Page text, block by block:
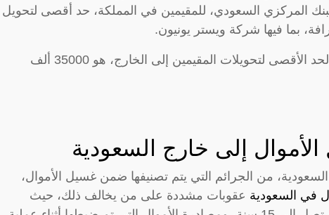
المركزي السعودي، للمقيمين في المملكة، حد أقصى لتحويل
بما فيها شركة ويستر يونيون.
وأوضح البنك المركزي السعودي أن الحد الأقصى لتحويلات المقيمين إلى الخارج، هو 35000 ألف
إلى خارج السعودية
من الجرائم التي يتم تصنيفها ضمن غسيل الأموال،
في السعودية عقوبات مشددة على من يخالف ذلك، حيث